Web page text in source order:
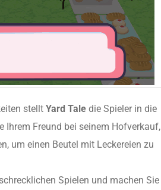
stellt Yard Tale die Spieler in die
Ihrem Freund bei seinem Hofverkauf,
um einen Beutel mit Leckereien zu
Spielen und machen Sie